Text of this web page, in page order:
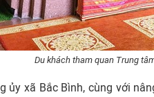
Du khách tham quan Trung
ủy xã Bắc Bình, cùng với